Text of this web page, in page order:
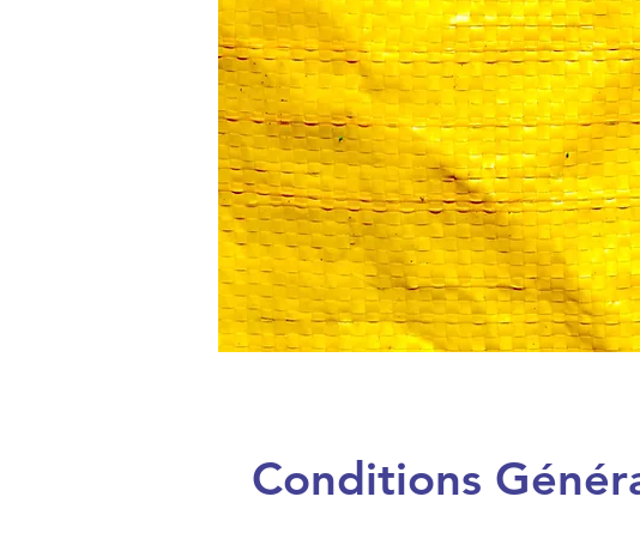
Conditions